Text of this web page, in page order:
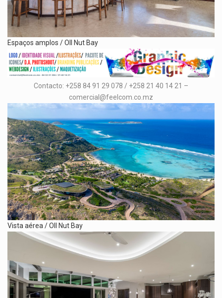
Espaços amplos / OIl Nut Bay
Contacto: +258 84 91 29 078 / +258 21 40 14 21 –
comercial@feelcom.co.mz
Vista aérea / OIl Nut Bay